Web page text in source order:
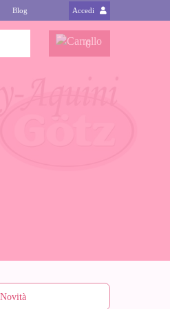
Blog Accedi
0